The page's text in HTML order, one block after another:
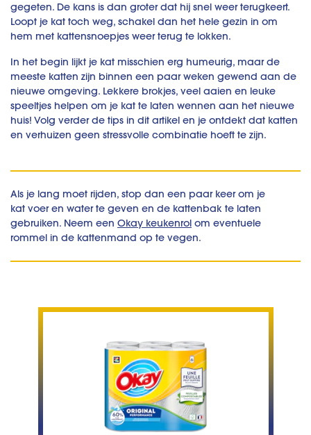
Als je lang moet rijden, stop dan een paar keer om je
kat voer en water te geven en de kattenbak te laten
gebruiken. Neem een Okay keukenrol om eventuele
rommel in de kattenmand op te vegen.
gegeten. De kans is dan groter dat hij snel weer terugkeert.
Loopt je kat toch weg, schakel dan het hele gezin in om
hem met kattensnoepjes weer terug te lokken.
In het begin lijkt je kat misschien erg humeurig, maar de
meeste katten zijn binnen een paar weken gewend aan de
nieuwe omgeving. Lekkere brokjes, veel aaien en leuke
speeltjes helpen om je kat te laten wennen aan het nieuwe
huis! Volg verder de tips in dit artikel en je ontdekt dat katten
en verhuizen geen stressvolle combinatie hoeft te zijn.